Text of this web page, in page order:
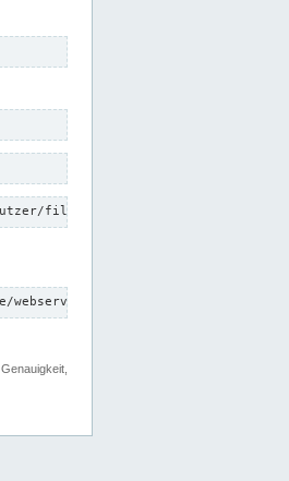
files/testdatei.txt"
nutzer/files"